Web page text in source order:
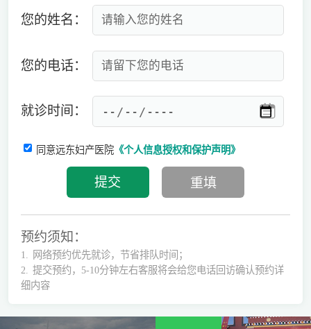
您的姓名：
您的电话：
就诊时间：
同意远东妇产医院《个人信息授权和保护声明》
预约须知：
1.
网络预约优先就诊，节省排队时间；
2.
提交预约，5-10分钟左右客服将会给您电话回访确认预约详
细内容